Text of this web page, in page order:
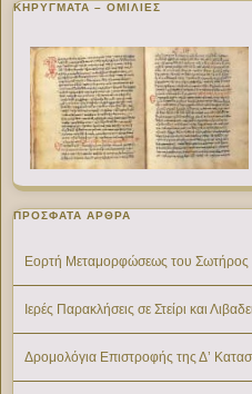
ΚΗΡΥΓΜΑΤΑ – ΟΜΙΛΙΕΣ
ΠΡΌΣΦΑΤΑ ΆΡΘΡΑ
Εορτή Μεταμορφώσεως του Σωτήρος
Ιερές Παρακλήσεις σε Στείρι και
Δρομολόγια Επιστροφής της Δ’